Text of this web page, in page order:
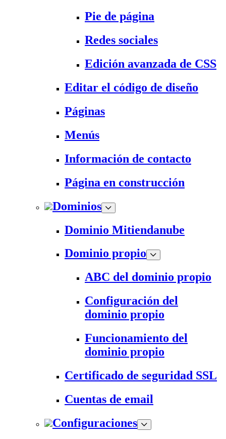
Pie de página
Redes sociales
Edición avanzada de CSS
Editar el código de diseño
Páginas
Menús
Información de contacto
Página en construcción
Dominios
Dominio Mitiendanube
Dominio propio
ABC del dominio propio
Configuración del
dominio propio
Funcionamiento del
dominio propio
Certificado de seguridad SSL
Cuentas de email
Configuraciones